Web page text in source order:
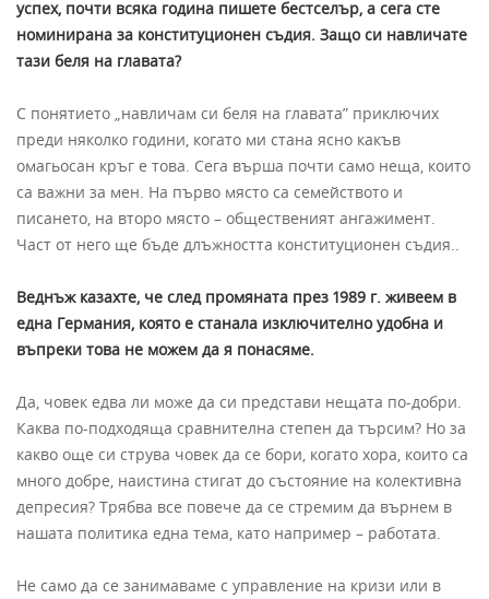
успех, почти всяка година пишете бестселър, а сега сте
номинирана за конституционен съдия. Защо си навличате
тази беля на главата?
С понятието „навличам си беля на главата” приключих
преди няколко години, когато ми стана ясно какъв
омагьосан кръг е това. Сега върша почти само неща, които
са важни за мен. На първо място са семейството и
писането, на второ място – общественият ангажимент.
Част от него ще бъде длъжността конституционен съдия..
Веднъж казахте, че след промяната през 1989 г. живеем в
една Германия, която е станала изключително удобна и
въпреки това не можем да я понасяме.
Да, човек едва ли може да си представи нещата по-добри.
Каква по-подходяща сравнителна степен да търсим? Но за
какво още си струва човек да се бори, когато хора, които са
много добре, наистина стигат до състояние на колективна
депресия? Трябва все повече да се стремим да върнем в
нашата политика една тема, като например – работата.
Не само да се занимаваме с управление на кризи или в